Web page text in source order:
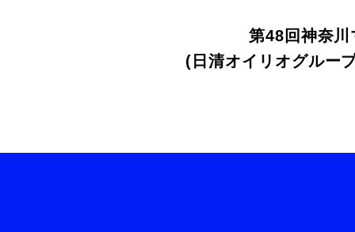
第48回神奈川
(日清オイリオグルー